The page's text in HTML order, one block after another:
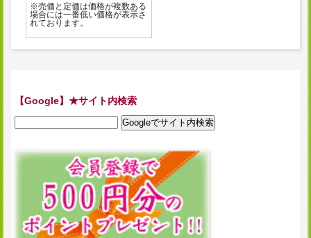
※売価と定価は価格が複数ある
場合には一番低い価格が表示さ
れております。
【Google】★サイト内検索